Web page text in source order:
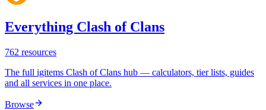
Everything Clash of Clans
762 resources
The full igitems Clash of Clans hub — calculators, tier lists, guides
and all services in one place.
Browse